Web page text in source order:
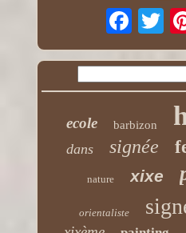
ecole barbizon
dans signée
nature xixe
orientaliste